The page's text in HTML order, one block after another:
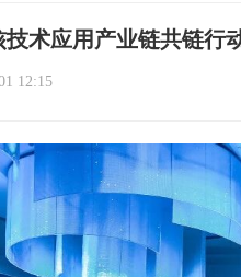
技术应用产业链共链行
12:15